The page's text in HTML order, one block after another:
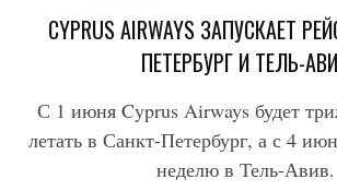
CYPRUS AIRWAYS ЗАПУСКАЕТ
ПЕТЕРБУРГ И ТЕЛЬ-
С 1 июня Cyprus Airways будет
летать в Санкт-Петербург, а с 4
неделю в Тель-Авив.